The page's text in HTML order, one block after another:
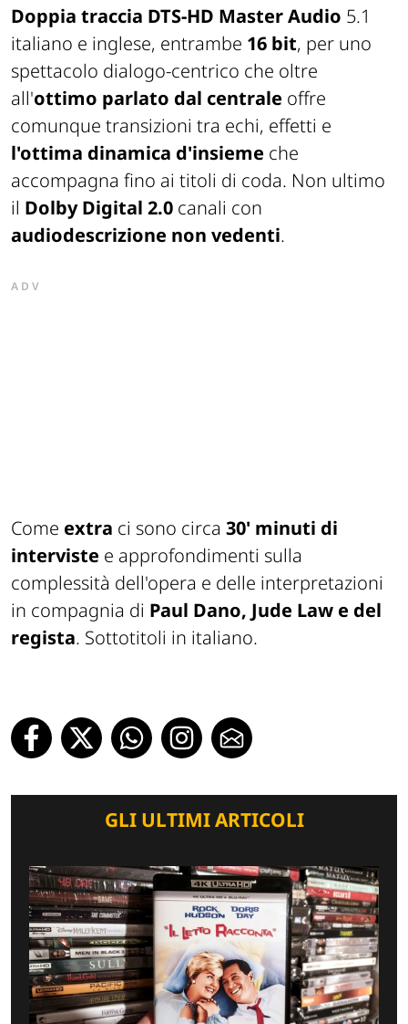
Doppia traccia DTS-HD Master Audio 5.1
italiano e inglese, entrambe 16 bit, per uno
spettacolo dialogo-centrico che oltre
all'ottimo parlato dal centrale offre
comunque transizioni tra echi, effetti e
l'ottima dinamica d'insieme che
accompagna fino ai titoli di coda. Non ultimo
il Dolby Digital 2.0 canali con
audiodescrizione non vedenti.
ADV
Come extra ci sono circa 30' minuti di
interviste e approfondimenti sulla
complessità dell'opera e delle interpretazioni
in compagnia di Paul Dano, Jude Law e del
regista. Sottotitoli in italiano.
GLI ULTIMI ARTICOLI